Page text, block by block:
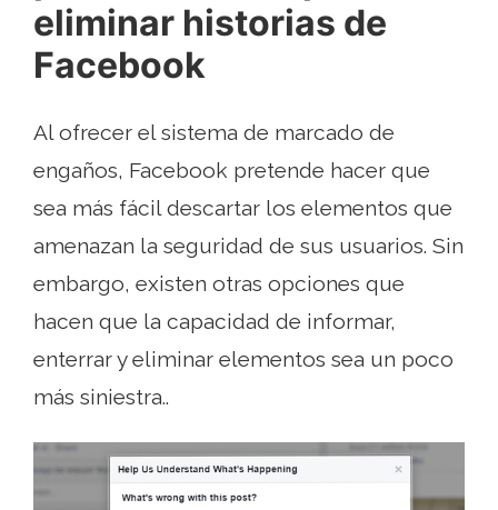
eliminar historias de
Facebook
Al ofrecer el sistema de marcado de
engaños, Facebook pretende hacer que
sea más fácil descartar los elementos que
amenazan la seguridad de sus usuarios. Sin
embargo, existen otras opciones que
hacen que la capacidad de informar,
enterrar y eliminar elementos sea un poco
más siniestra..